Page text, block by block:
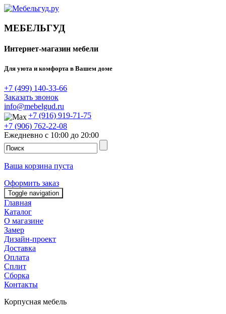
МЕБЕЛЬГУД
Интернет-магазин мебели
Для уюта и комфорта в Вашем доме
+7 (499) 140-33-66
Заказать звонок
info@mebelgud.ru
+7 (916) 919-71-75
+7 (906) 762-22-08
Ежедневно с 10:00 до 20:00
Ваша корзина пуста
Оформить заказ
Toggle navigation
Главная
Каталог
О магазине
Замер
Дизайн-проект
Доставка
Оплата
Сплит
Сборка
Контакты
Корпусная мебель